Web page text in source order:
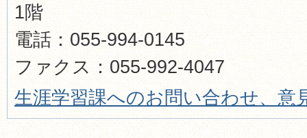
1階
電話：055-994-0145
ファクス：055-992-4047
生涯学習課へのお問い合わせ、意